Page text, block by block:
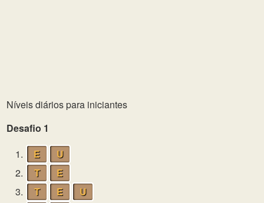
Níveis diários para iniciantes
Desafio 1
1.
E
U
2.
T
E
3.
T E
U